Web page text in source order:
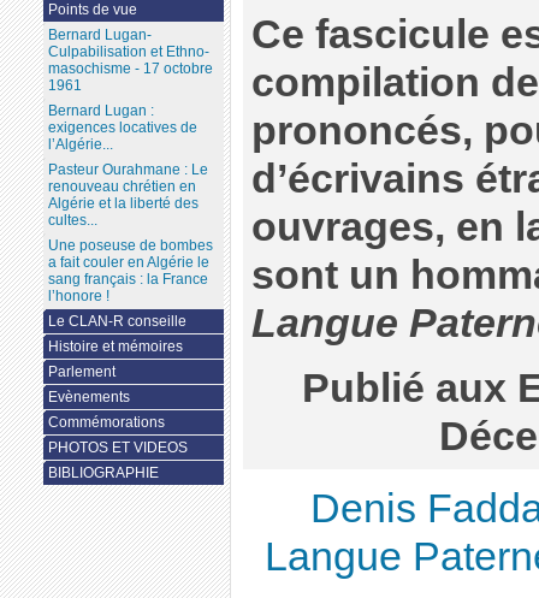
Ce fascicule
compilation
prononcés,
d’écrivains
ouvrages, en
sont un
Langue
Publié aux
Denis
Langue
Points de vue
Bernard Lugan-
Culpabilisation et Ethno-
masochisme - 17 octobre
1961
Bernard Lugan :
exigences locatives de
l’Algérie...
Pasteur Ourahmane : Le
renouveau chrétien en
Algérie et la liberté des
cultes...
Une poseuse de bombes
a fait couler en Algérie le
sang français : la France
l’honore !
Le CLAN-R conseille
Histoire et mémoires
Parlement
Evènements
Commémorations
PHOTOS ET VIDEOS
BIBLIOGRAPHIE